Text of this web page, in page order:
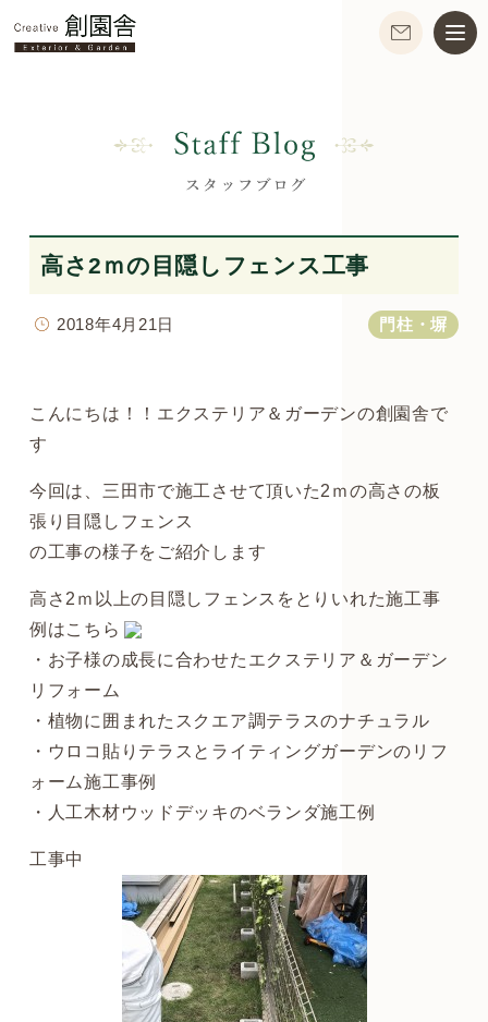
高さ2ｍの目隠しフェンス工事
2018年4月21日 門柱・塀
こんにちは！！エクステリア＆ガーデンの創園舎で
す
今回は、三田市で施工させて頂いた2ｍの高さの板
張り目隠しフェンス
の工事の様子をご紹介します
高さ2ｍ以上の目隠しフェンスをとりいれた施工事
例はこちら
・お子様の成長に合わせたエクステリア＆ガーデン
リフォーム
・植物に囲まれたスクエア調テラスのナチュラル
・ウロコ貼りテラスとライティングガーデンのリフ
ォーム施工事例
・人工木材ウッドデッキのベランダ施工例
工事中